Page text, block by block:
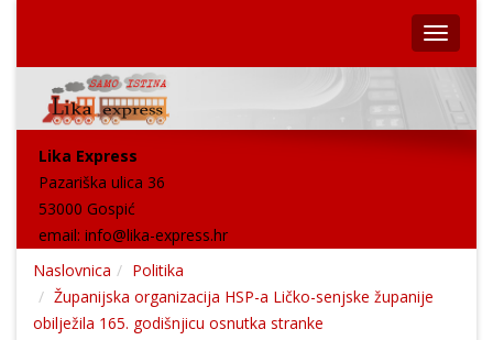
Lika Express
Pazariška ulica 36
53000 Gospić
email: info@lika-express.hr
Naslovnica
Politika
Županijska organizacija HSP-a Ličko-senjske županije
obilježila 165. godišnjicu osnutka stranke